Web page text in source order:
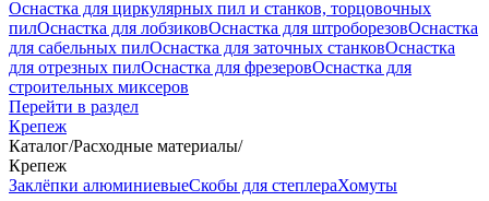
Оснастка для циркулярных пил и станков, торцовочных
пилОснастка для лобзиковОснастка для штроборезовОснастка
для сабельных пилОснастка для заточных станковОснастка
для отрезных пилОснастка для фрезеровОснастка для
строительных миксеров
Перейти в раздел
Крепеж
Каталог/Расходные материалы/
Крепеж
Заклёпки алюминиевыеСкобы для степлераХомуты